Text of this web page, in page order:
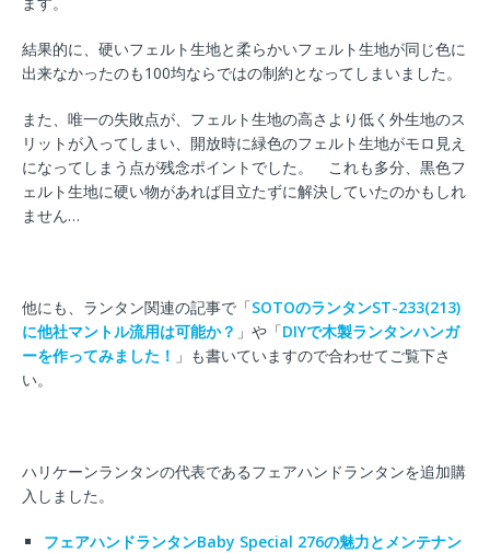
結果的に、硬いフェルト生地と柔らかいフェルト生地が同じ色に
出来なかったのも100均ならではの制約となってしまいました。
また、唯一の失敗点が、フェルト生地の高さより低く外生地のス
リットが入ってしまい、開放時に緑色のフェルト生地がモロ見え
になってしまう点が残念ポイントでした。 これも多分、黒色フ
ェルト生地に硬い物があれば目立たずに解決していたのかもしれ
ません…
他にも、ランタン関連の記事で「SOTOのランタンST-233(213)
に他社マントル流用は可能か？ 」や「DIYで木製ランタンハンガ
ーを作ってみました！ 」も書いていますので合わせてご覧下さ
い。
ハリケーンランタンの代表であるフェアハンドランタンを追加購
入しました。
フェアハンドランタンBaby Special 276の魅力とメンテナン